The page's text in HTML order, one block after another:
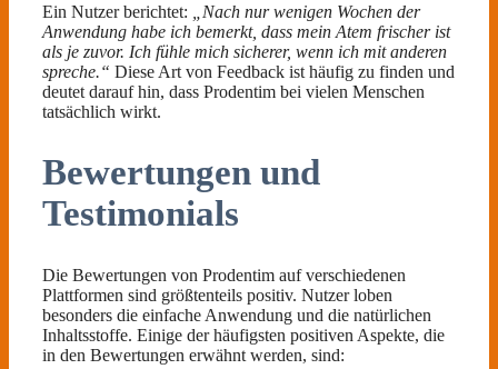
Ein Nutzer berichtet:
„Nach nur wenigen Wochen der
Anwendung habe ich bemerkt, dass mein Atem frischer ist
als je zuvor. Ich fühle mich sicherer, wenn ich mit anderen
spreche.“ Diese Art von Feedback ist häufig zu finden und
deutet darauf hin, dass Prodentim bei vielen Menschen
tatsächlich wirkt.
Bewertungen und
Testimonials
Die Bewertungen von Prodentim auf verschiedenen
Plattformen sind größtenteils positiv. Nutzer loben
besonders die einfache Anwendung und die natürlichen
Inhaltsstoffe. Einige der häufigsten positiven Aspekte, die
in den Bewertungen erwähnt werden, sind: